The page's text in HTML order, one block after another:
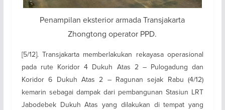
Penampilan eksterior armada Transjakarta
Zhongtong operator PPD.
[5/12]. Transjakarta memberlakukan rekayasa operasional
pada rute Koridor 4 Dukuh Atas 2 – Pulogadung dan
Koridor 6 Dukuh Atas 2 – Ragunan sejak Rabu (4/12)
kemarin sebagai dampak dari pembangunan Stasiun LRT
Jabodebek Dukuh Atas yang dilakukan di tempat yang